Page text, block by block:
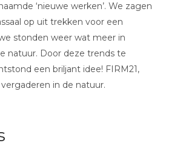
‘nieuwe werken’. We zagen
op uit trekken voor een
stonden weer wat meer in
natuur. Door deze trends te
een briljant idee! FIRM21,
in de natuur.